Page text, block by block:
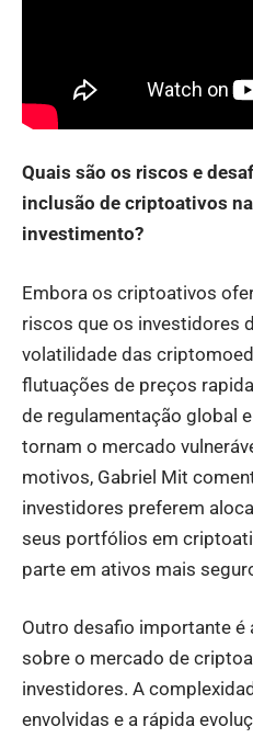
Quais são os riscos e
inclusão de criptoativos
investimento?
Embora os criptoativos
riscos que os investidores
volatilidade das
flutuações de preços
de regulamentação global
tornam o mercado
motivos, Gabriel Mit
investidores preferem
seus portfólios em
parte em ativos mais
Outro desafio importante é
sobre o mercado de
investidores. A
envolvidas e a rápida